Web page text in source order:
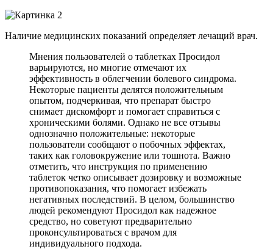
Наличие медицинских показаний определяет лечащий врач.
Мнения пользователей о таблетках Просидол
варьируются, но многие отмечают их
эффективность в облегчении болевого синдрома.
Некоторые пациенты делятся положительным
опытом, подчеркивая, что препарат быстро
снимает дискомфорт и помогает справиться с
хроническими болями. Однако не все отзывы
однозначно положительные: некоторые
пользователи сообщают о побочных эффектах,
таких как головокружение или тошнота. Важно
отметить, что инструкция по применению
таблеток четко описывает дозировку и возможные
противопоказания, что помогает избежать
негативных последствий. В целом, большинство
людей рекомендуют Просидол как надежное
средство, но советуют предварительно
проконсультироваться с врачом для
индивидуального подхода.